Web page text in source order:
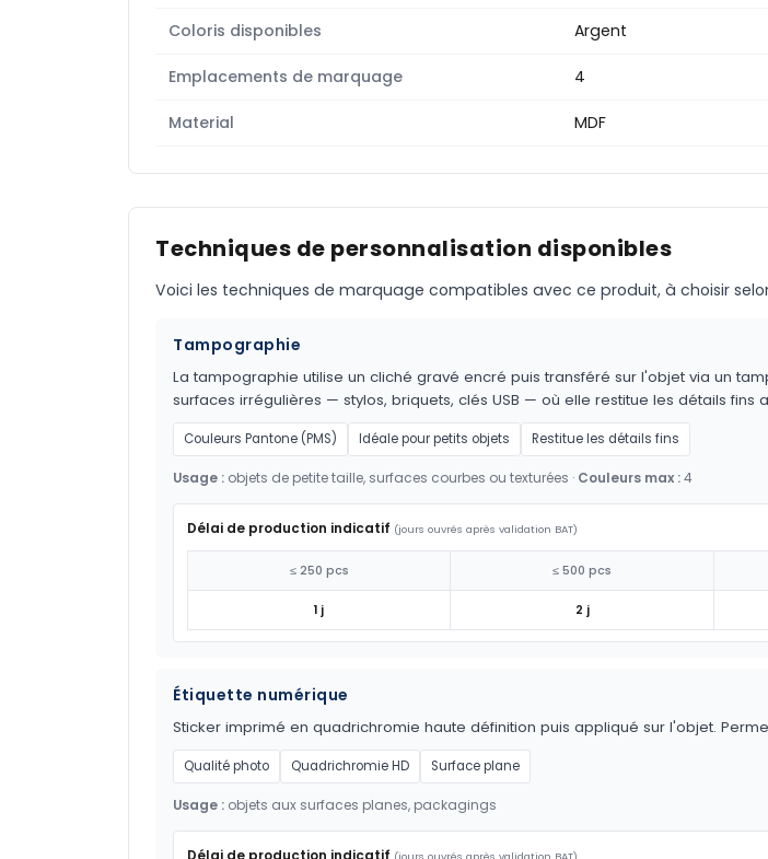
Coloris disponibles Argent
Emplacements de marquage 4
Material MDF
Techniques de personnalisation disponibles
Voici les techniques de marquage compatibles avec ce produit, à choisir
Tampographie
La tampographie utilise un cliché gravé encré puis transféré sur l'objet via un
surfaces irrégulières — stylos, briquets, clés USB — où elle restitue les détails fins
Couleurs Pantone (PMS) Idéale pour petits objets Restitue les détails fins
Usage : objets de petite taille, surfaces courbes ou texturées · Couleurs max :4
Délai de production indicatif (jours ouvrés après validation BAT)
≤ 250 pcs ≤ 500 pcs
1 j 2 j
Étiquette numérique
Sticker imprimé en quadrichromie haute définition puis appliqué sur l'objet.
Qualité photo Quadrichromie HD Surface plane
Usage : objets aux surfaces planes, packagings